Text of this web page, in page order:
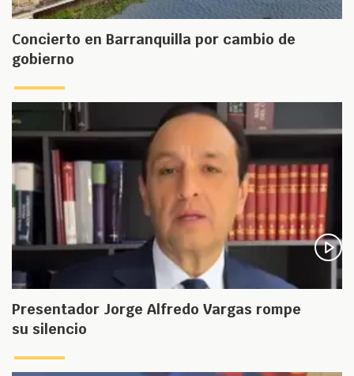
Concierto en Barranquilla por cambio de
gobierno
Presentador Jorge Alfredo Vargas rompe
su silencio